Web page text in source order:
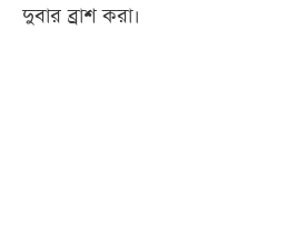
দুবার ব্রাশ করা।